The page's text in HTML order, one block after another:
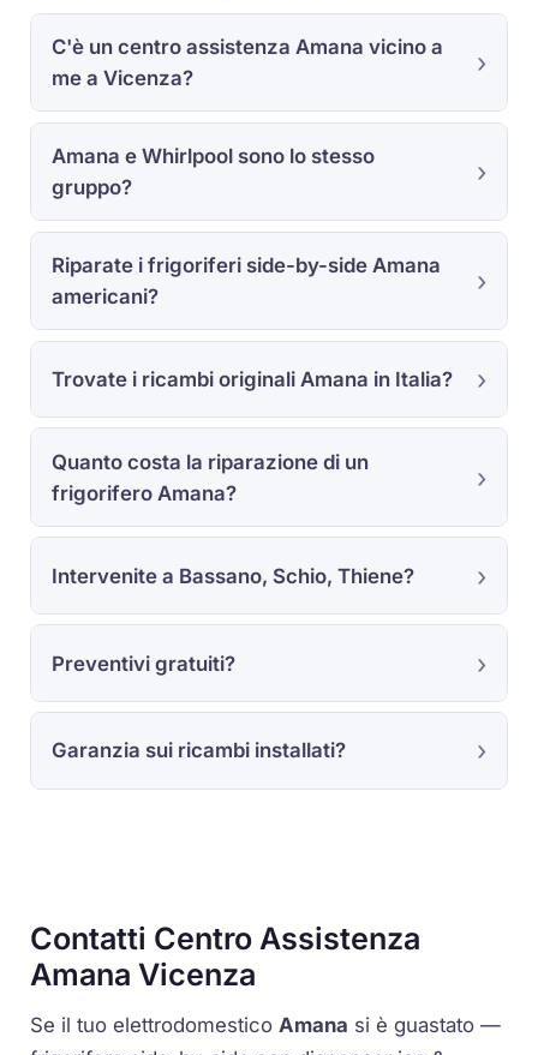
C'è un centro assistenza Amana vicino a
me a Vicenza?
Amana e Whirlpool sono lo stesso
gruppo?
Riparate i frigoriferi side-by-side Amana
americani?
Trovate i ricambi originali Amana in Italia?
Quanto costa la riparazione di un
frigorifero Amana?
Intervenite a Bassano, Schio, Thiene?
Preventivi gratuiti?
Garanzia sui ricambi installati?
Contatti Centro Assistenza
Amana Vicenza
Se il tuo elettrodomestico Amana si è guastato —